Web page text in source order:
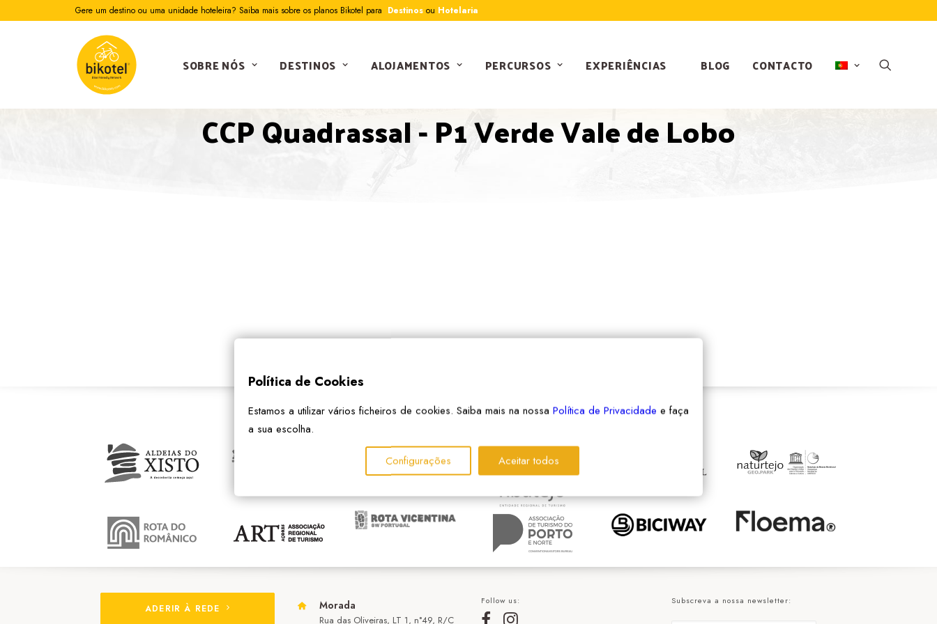
Gere um destino ou uma unidade hoteleira? Saiba mais sobre os planos Bikotel para Destinos ou Hotelaria
SOBRE NÓS DESTINOS ALOJAMENTOS PERCURSOS EXPERIÊNCIAS BLOG CONTACTO
PERCURSOS
CCP Quadrassal - P1 Verde Vale de Lobo
ADERIR À REDE Morada
Rua das Oliveiras, LT 1, n°49, R/C
Follow us: Subscreva a nossa newsletter:
Política de Cookies
Estamos a utilizar vários ficheiros de cookies. Saiba mais na nossa Política de Privacidade e faça
a sua escolha.
Configurações Aceitar todos